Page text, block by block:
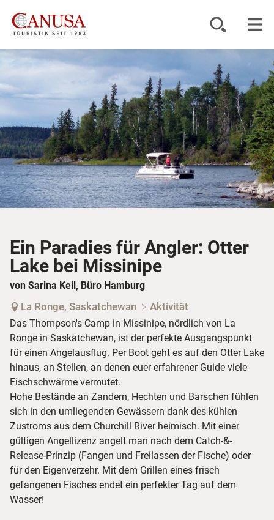
Reiseziele
Reisearten
Inspiration
Service
Ein Paradies für Angler: Otter
Lake bei Missinipe
von Sarina Keil, Büro Hamburg
La Ronge, Saskatchewan Aktivität
Das Thompson's Camp in Missinipe, nördlich von La
Ronge in Saskatchewan, ist der perfekte Ausgangspunkt
für einen Angelausflug. Per Boot geht es auf den Otter Lake
hinaus, an Stellen, an denen euer erfahrener Guide viele
Fischschwärme vermutet.
Hohe Bestände an Zandern, Hechten und Barschen fühlen
sich in den umliegenden Gewässern dank des kühlen
Zustroms aus dem Churchill River heimisch. Mit einer
gültigen Angellizenz angelt man nach dem Catch-&-
Release-Prinzip (Fangen und Freilassen der Fische) oder
für den Eigenverzehr. Mit dem Grillen eines frisch
gefangenen Fisches endet ein perfekter Tag auf dem
Wasser!